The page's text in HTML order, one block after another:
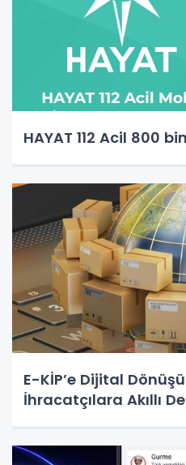
HAYAT 112 Acil 800
E-KİP’e Dijital
İhracatçılara Akıllı